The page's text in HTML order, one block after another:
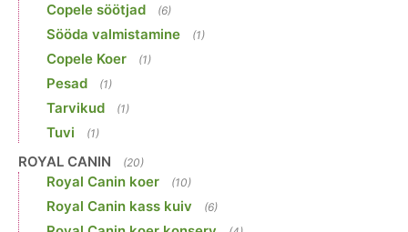
Copele söötjad (6)
Sööda valmistamine (1)
Copele Koer (1)
Pesad (1)
Tarvikud (1)
Tuvi (1)
ROYAL CANIN (20)
Royal Canin koer (10)
Royal Canin kass kuiv (6)